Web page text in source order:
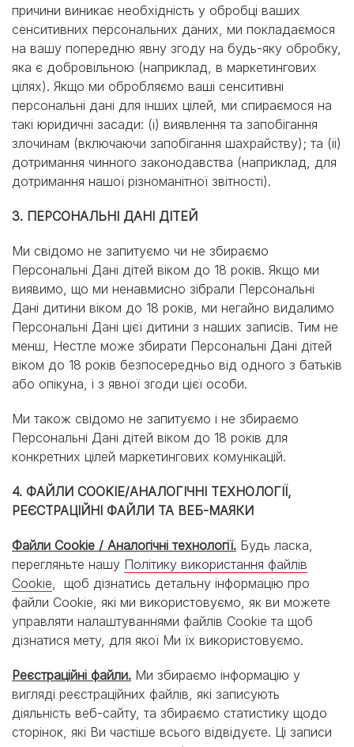
причини виникає необхідність у обробці ваших
сенситивних персональних даних, ми покладаємося
на вашу попередню явну згоду на будь-яку обробку,
яка є добровільною (наприклад, в маркетингових
цілях). Якщо ми обробляємо ваші сенситивні
персональні дані для інших цілей, ми спираємося на
такі юридичні засади: (i) виявлення та запобігання
злочинам (включаючи запобігання шахрайству); та (ii)
дотримання чинного законодавства (наприклад, для
дотримання нашої різноманітної звітності).
3. ПЕРСОНАЛЬНІ ДАНІ ДІТЕЙ
Ми свідомо не запитуємо чи не збираємо
Персональні Дані дітей віком до 18 років. Якщо ми
виявимо, що ми ненавмисно зібрали Персональні
Дані дитини віком до 18 років, ми негайно видалимо
Персональні Дані цієї дитини з наших записів. Тим не
менш, Нестле може збирати Персональні Дані дітей
віком до 18 років безпосередньо від одного з батьків
або опікуна, і з явної згоди цієї особи.
Ми також свідомо не запитуємо і не збираємо
Персональні Дані дітей віком до 18 років для
конкретних цілей маркетингових комунікацій.
4. ФАЙЛИ COOKIE/АНАЛОГІЧНІ ТЕХНОЛОГІЇ,
РЕЄСТРАЦІЙНІ ФАЙЛИ ТА ВЕБ-МАЯКИ
Файли Cookie / Аналогічні технології. Будь ласка,
перегляньте нашу Політику використання файлів
Cookie, щоб дізнатись детальну інформацію про
файли Cookie, які ми використовуємо, як ви можете
управляти налаштуваннями файлів Cookie та щоб
дізнатися мету, для якої Ми їх використовуємо.
Реєстраційні файли. Ми збираємо інформацію у
вигляді реєстраційних файлів, які записують
діяльність веб-сайту, та збираємо статистику щодо
сторінок, які Ви частіше всього відвідуєте. Ці записи